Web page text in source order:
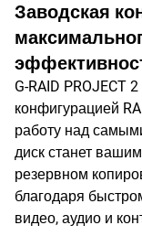
Заводская
G-RAID PROJECT
конфигурацией
работу над
диск станет
резервном
благодаря
видео, аудио и